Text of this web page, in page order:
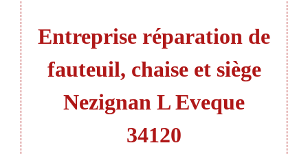
Entreprise réparation de
fauteuil, chaise et siège
Nezignan L Eveque
34120